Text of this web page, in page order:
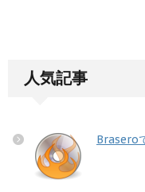
人気記事
Brasero